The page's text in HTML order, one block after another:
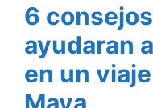
6
ayudaran
en un